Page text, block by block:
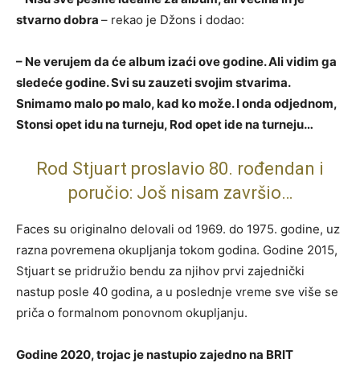
stvarno dobra – rekao je Džons i dodao:
– Ne verujem da će album izaći ove godine. Ali vidim ga
sledeće godine. Svi su zauzeti svojim stvarima.
Snimamo malo po malo, kad ko može. I onda odjednom,
Stonsi opet idu na turneju, Rod opet ide na turneju…
Rod Stjuart proslavio 80. rođendan i
poručio: Još nisam završio…
Faces su originalno delovali od 1969. do 1975. godine, uz
razna povremena okupljanja tokom godina. Godine 2015,
Stjuart se pridružio bendu za njihov prvi zajednički
nastup posle 40 godina, a u poslednje vreme sve više se
priča o formalnom ponovnom okupljanju.
Godine 2020, trojac je nastupio zajedno na BRIT